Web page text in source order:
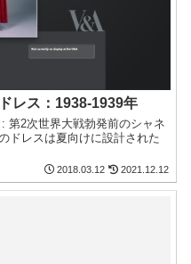
レス：1938-1939年
第2次世界大戦勃発前のシャネ
ドレスは夏向けに設計された
2018.03.12 2021.12.12